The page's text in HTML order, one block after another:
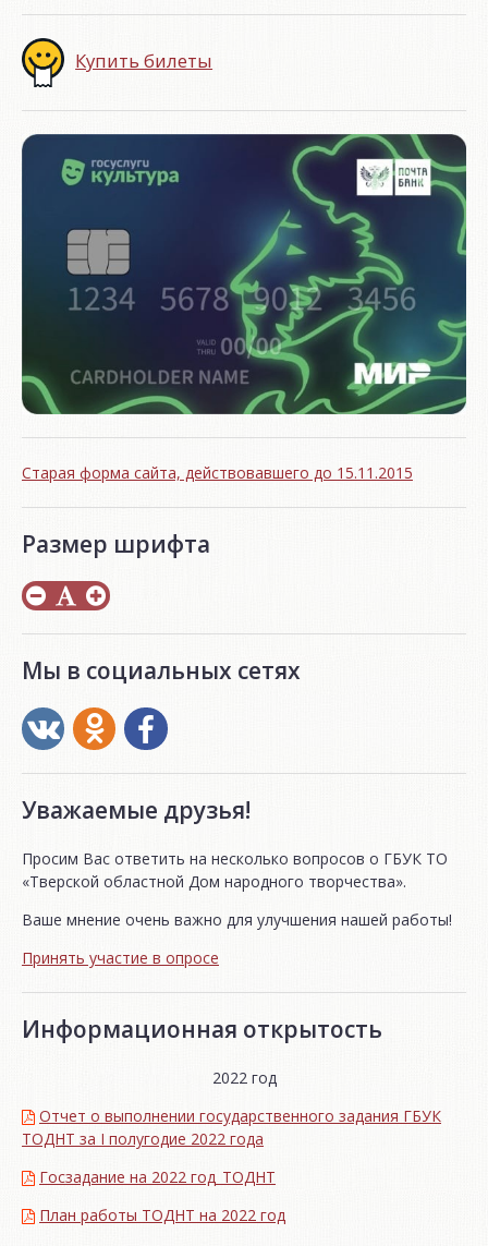
Купить билеты
Старая форма сайта, действовавшего до 15.11.2015
Размер шрифта
Мы в социальных сетях
Уважаемые друзья!
Просим Вас ответить на несколько вопросов о ГБУК ТО
«Тверской областной Дом народного творчества».
Ваше мнение очень важно для улучшения нашей работы!
Принять участие в опросе
Информационная открытость
2022 год
Отчет о выполнении государственного задания ГБУК
ТОДНТ за I полугодие 2022 года
Госзадание на 2022 год_ТОДНТ
План работы ТОДНТ на 2022 год